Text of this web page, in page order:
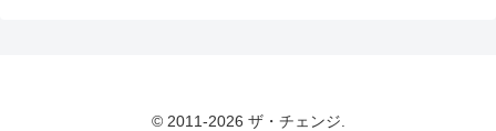
© 2011-2026 ザ・チェンジ.